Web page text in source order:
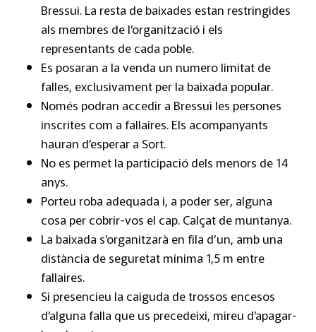
Bressui. La resta de baixades estan restringides
als membres de l’organització i els
representants de cada poble.
Es posaran a la venda un numero limitat de
falles, exclusivament per la baixada popular.
Només podran accedir a Bressui les persones
inscrites com a fallaires. Els acompanyants
hauran d’esperar a Sort.
No es permet la participació dels menors de 14
anys.
Porteu roba adequada i, a poder ser, alguna
cosa per cobrir-vos el cap. Calçat de muntanya.
La baixada s’organitzarà en fila d’un, amb una
distància de seguretat mínima 1,5 m entre
fallaires.
Si presencieu la caiguda de trossos encesos
d’alguna falla que us precedeixi, mireu d’apagar-